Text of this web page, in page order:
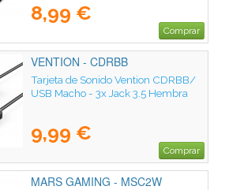
8,99 €
Comprar
VENTION - CDRBB
Tarjeta de Sonido Vention CDRBB/
USB Macho - 3x Jack 3.5 Hembra
9,99 €
Comprar
MARS GAMING - MSC2W